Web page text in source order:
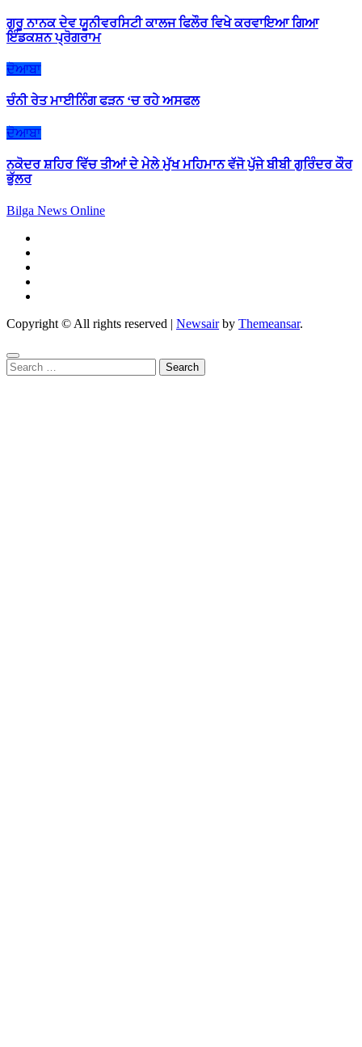
ਗੁਰੂ ਨਾਨਕ ਦੇਵ ਯੂਨੀਵਰਸਿਟੀ ਕਾਲਜ ਫਿਲੌਰ ਵਿਖੇ ਕਰਵਾਇਆ ਗਿਆ
ਇੰਡਕਸ਼ਨ ਪ੍ਰੋਗਰਾਮ
ਦੋਆਬਾ
ਚੰਨੀ ਰੇਤ ਮਾਈਨਿੰਗ ਫੜਨ ‘ਚ ਰਹੇ ਅਸਫਲ
ਦੋਆਬਾ
ਨਕੋਦਰ ਸ਼ਹਿਰ ਵਿੱਚ ਤੀਆਂ ਦੇ ਮੇਲੇ ਮੁੱਖ ਮਹਿਮਾਨ ਵੱਜੋ ਪੁੱਜੇ ਬੀਬੀ ਗੁਰਿੰਦਰ ਕੌਰ
ਭੁੱਲਰ
Bilga News Online
Copyright © All rights reserved | Newsairby Themeansar.
Search
for: